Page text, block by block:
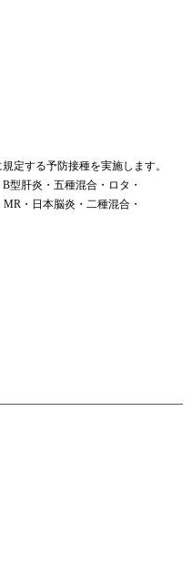
定する予防接種を実施します。
B型肝炎・五種混合・ロタ・
・日本脳炎・二種混合・